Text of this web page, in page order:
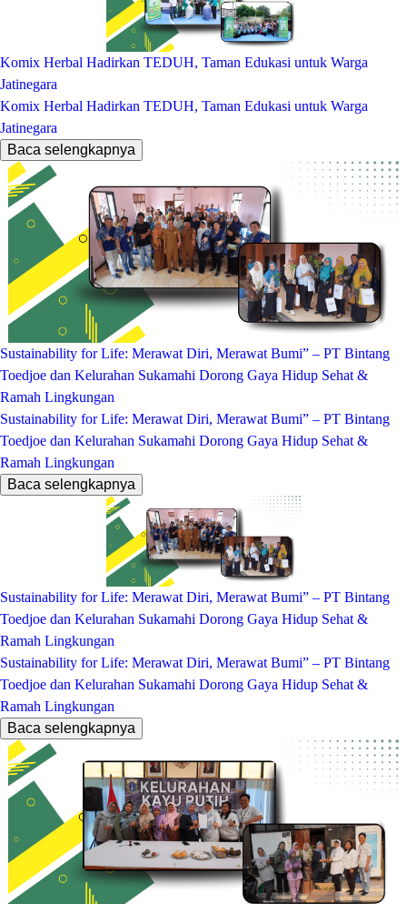
Komix Herbal Hadirkan TEDUH, Taman Edukasi untuk Warga
Jatinegara
Komix Herbal Hadirkan TEDUH, Taman Edukasi untuk Warga
Jatinegara
Baca selengkapnya
Sustainability for Life: Merawat Diri, Merawat Bumi” – PT Bintang
Toedjoe dan Kelurahan Sukamahi Dorong Gaya Hidup Sehat &
Ramah Lingkungan
Sustainability for Life: Merawat Diri, Merawat Bumi” – PT Bintang
Toedjoe dan Kelurahan Sukamahi Dorong Gaya Hidup Sehat &
Ramah Lingkungan
Baca selengkapnya
Sustainability for Life: Merawat Diri, Merawat Bumi” – PT Bintang
Toedjoe dan Kelurahan Sukamahi Dorong Gaya Hidup Sehat &
Ramah Lingkungan
Sustainability for Life: Merawat Diri, Merawat Bumi” – PT Bintang
Toedjoe dan Kelurahan Sukamahi Dorong Gaya Hidup Sehat &
Ramah Lingkungan
Baca selengkapnya